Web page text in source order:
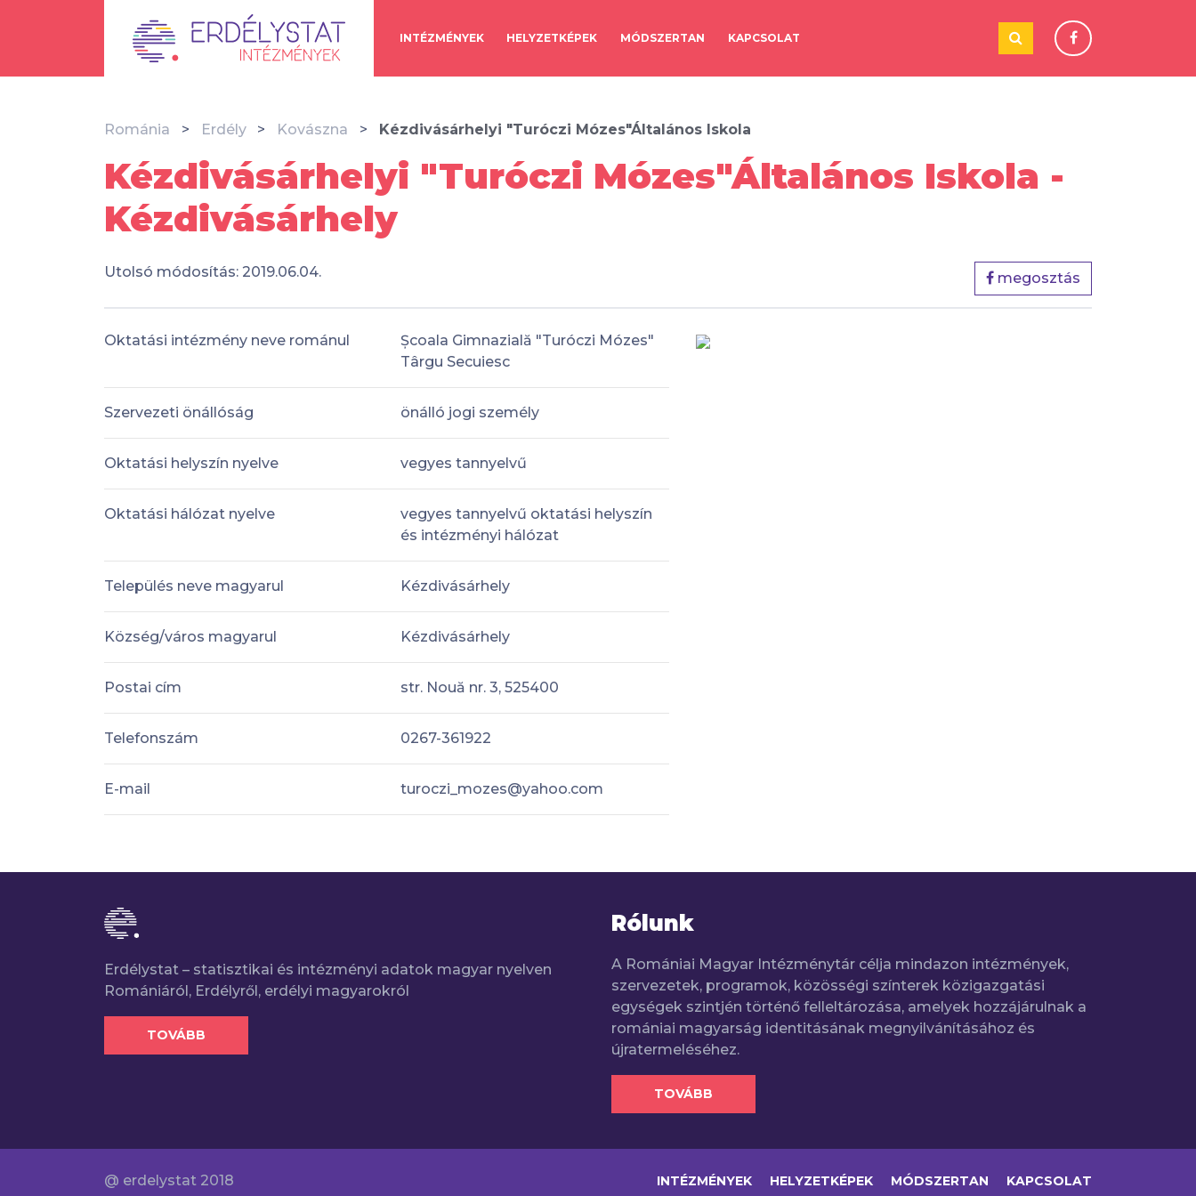
INTÉZMÉNYEK HELYZETKÉPEK MÓDSZERTAN KAPCSOLAT
Románia Erdély Kovászna Kézdivásárhelyi "Turóczi Mózes"Általános Iskola
Kézdivásárhelyi "Turóczi Mózes"Általános Iskola -
Kézdivásárhely
Utolsó módosítás: 2019.06.04. megosztás
Oktatási intézmény neve románul
Școala Gimnazială "Turóczi Mózes"
Târgu Secuiesc
Szervezeti önállóság önálló jogi személy
Oktatási helyszín nyelve vegyes tannyelvű
Oktatási hálózat nyelve
vegyes tannyelvű oktatási helyszín
és intézményi hálózat
Település neve magyarul Kézdivásárhely
Község/város magyarul Kézdivásárhely
Postai cím str. Nouă nr. 3, 525400
Telefonszám 0267-361922
E-mail turoczi_mozes@yahoo.com
Erdélystat – statisztikai és intézményi adatok magyar nyelven
Romániáról, Erdélyről, erdélyi magyarokról
TOVÁBB
Rólunk
A Romániai Magyar Intézménytár célja mindazon intézmények,
szervezetek, programok, közösségi színterek közigazgatási
egységek szintjén történő felleltározása, amelyek hozzájárulnak a
romániai magyarság identitásának megnyilvánításához és
újratermeléséhez.
TOVÁBB
@ erdelystat 2018 INTÉZMÉNYEK HELYZETKÉPEK MÓDSZERTAN KAPCSOLAT